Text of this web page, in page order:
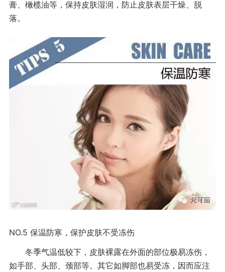
膏、橄榄油等，保持皮肤湿润，防止皮肤表层干燥、脱
落。
NO.5 保温防寒，保护皮肤不受冻伤
冬季气温低较下，皮肤裸露在外面的部位极易冻伤，
如手部、头部、颈部等。其它如脚部也易受冻，因而应注